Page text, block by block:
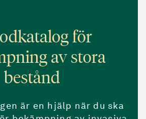
för
av stora
bestånd
är en hjälp när du ska